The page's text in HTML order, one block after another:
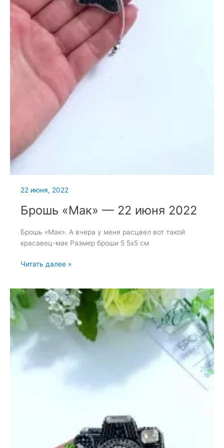
22 июня, 2022
Брошь «Мак» — 22 июня 2022
Брошь «Мак». А вчера у меня расцвел вот такой
красавец-мак Размер броши 5 5х5 см
Брошь
22
июня
2022
Читать далее »